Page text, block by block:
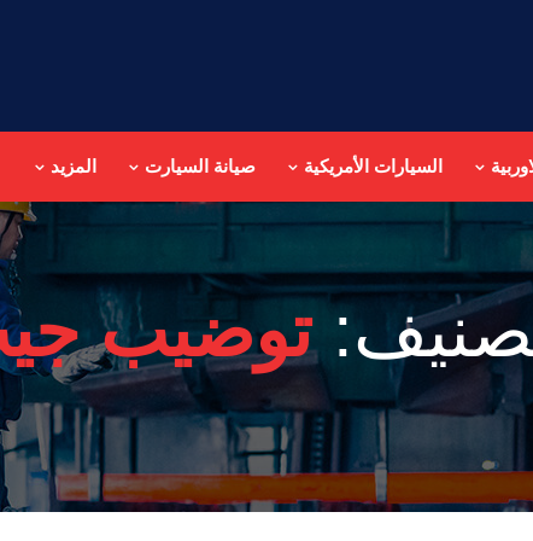
السيارات الأمريكية صيانة السيارت المزيد
توضيب